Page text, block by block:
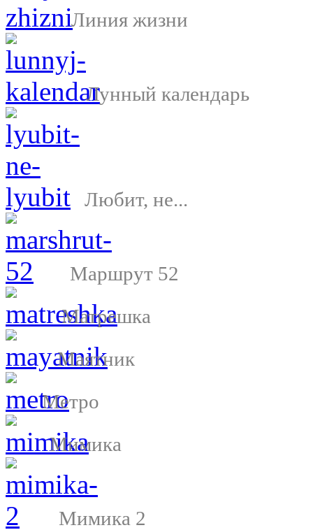
Линия жизни
Лунный календарь
Любит, не...
Маршрут 52
Матрешка
Маятник
Метро
Мимика
Мимика 2